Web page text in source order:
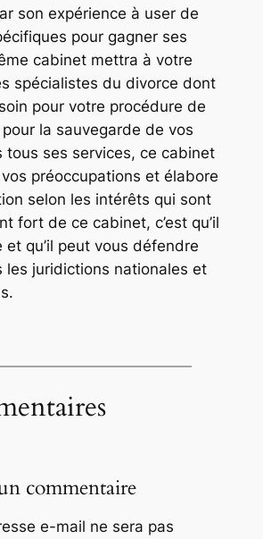
son expérience à user de
pour gagner ses
cabinet mettra à votre
spécialistes du divorce dont
pour votre procédure de
la sauvegarde de vos
tous ses services, ce cabinet
préoccupations et élabore
selon les intérêts qui sont
fort de ce cabinet, c’est qu’il
et qu’il peut vous défendre
les juridictions nationales et
commentaire
e-mail ne sera pas